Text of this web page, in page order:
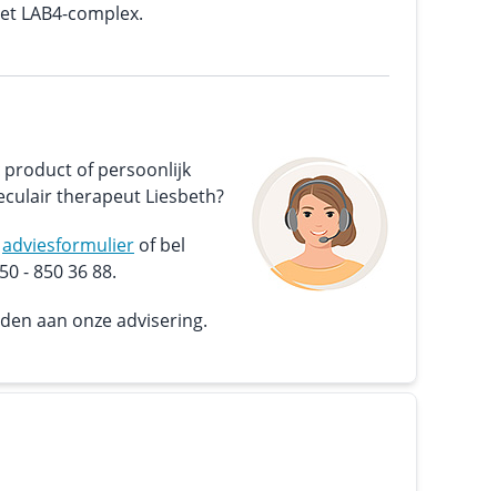
LAB4-complex.
of persoonlijk
therapeut Liesbeth?
adviesformulier of bel
- 850 36 88.
aan onze advisering.